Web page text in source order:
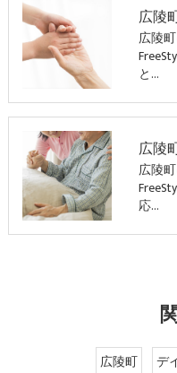
広陵
と…
広陵
応…
広陵町 デ